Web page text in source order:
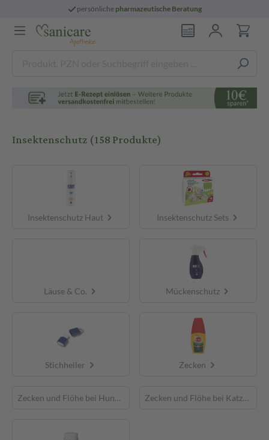
persönliche pharmazeutische Beratung
Insektenschutz(158 Produkte)
Insektenschutz Haut Insektenschutz Sets
Läuse & Co. Mückenschutz
Stichheiler Zecken
Zecken und Flöhe bei Hunden Zecken und Flöhe bei Katzen